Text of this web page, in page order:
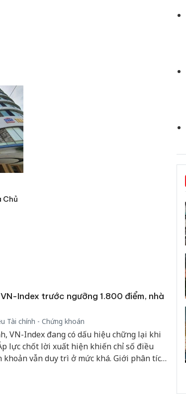
Chủ
Index trước ngưỡng 1.800 điểm, nhà
Tài chính - Chứng khoán
VN-Index đang có dấu hiệu chững lại khi
lực chốt lời xuất hiện khiến chỉ số điều
vẫn duy trì ở mức khá. Giới phân tích
Moyuum giả
bán hàng giả tại Phú
Quốc ra đầu thú